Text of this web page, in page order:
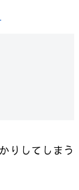
りしてしまう